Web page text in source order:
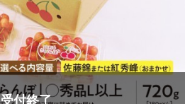
受付終了